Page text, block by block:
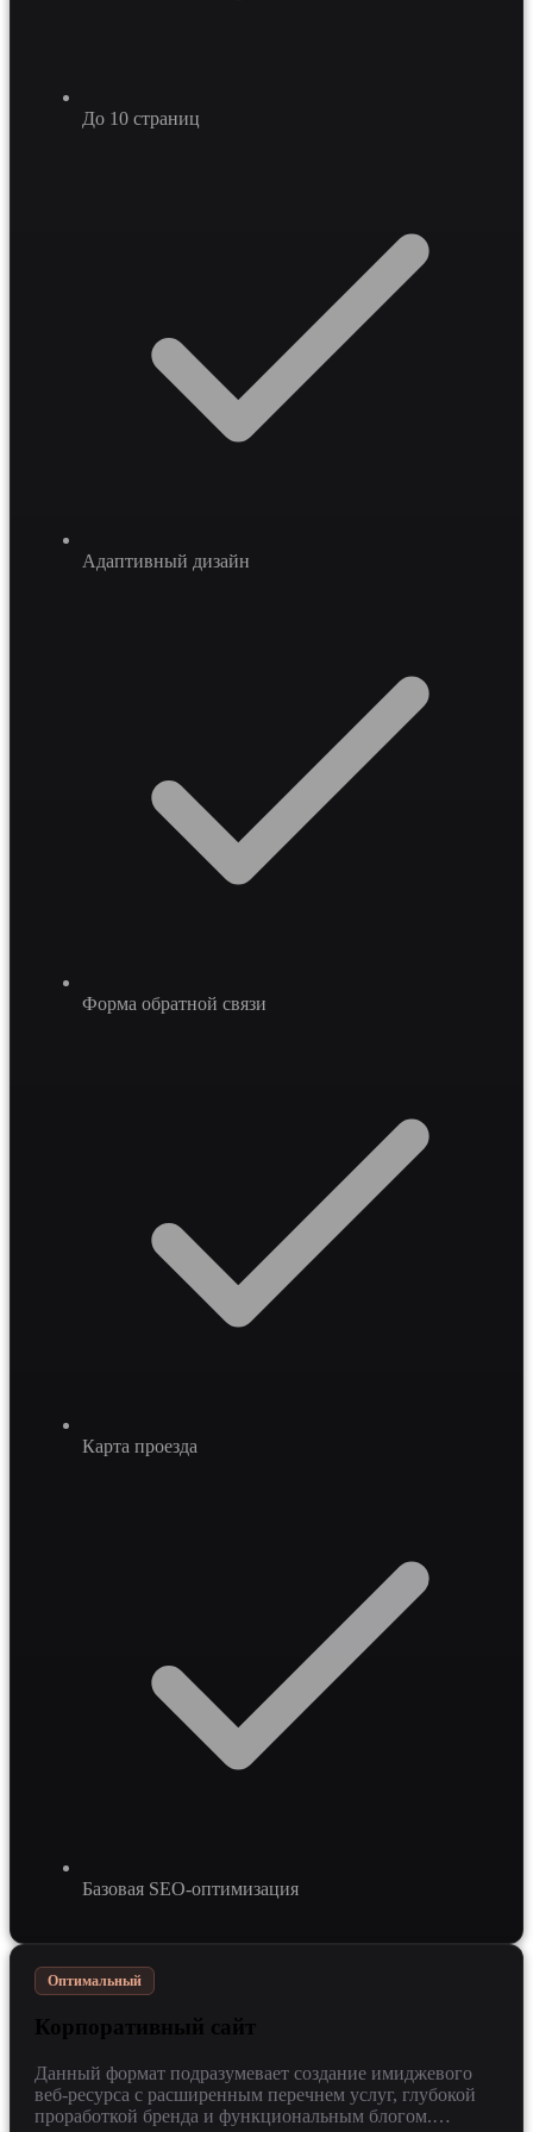
До 10 страниц
Адаптивный дизайн
Форма обратной связи
Карта проезда
Базовая SEO-оптимизация
Оптимальный
Корпоративный сайт
Данный формат подразумевает создание имиджевого
веб-ресурса с расширенным перечнем услуг, глубокой
проработкой бренда и функциональным блогом.